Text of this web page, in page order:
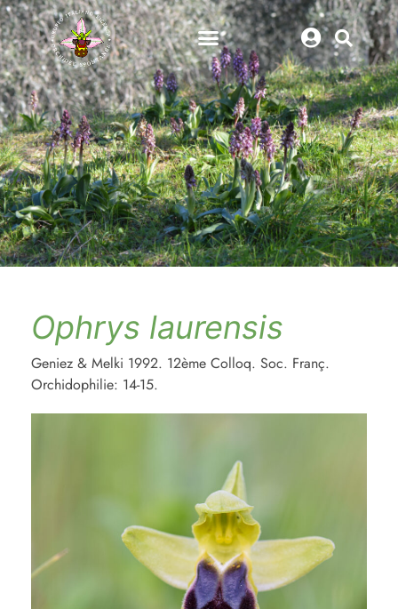
Ophrys laurensis
Geniez & Melki 1992. 12ème Colloq. Soc. Franç.
Orchidophilie: 14-15.